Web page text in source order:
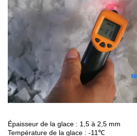
Épaisseur de la glace : 1,5 à 2,5 mm
Température de la glace : -11℃